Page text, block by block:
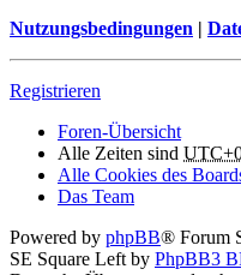
Nutzungsbedingungen |
Registrieren
Foren-Übersicht
Alle Zeiten sind
Alle Cookies des
Das Team
Powered by phpBB® Forum
SE Square Left by PhpBB3